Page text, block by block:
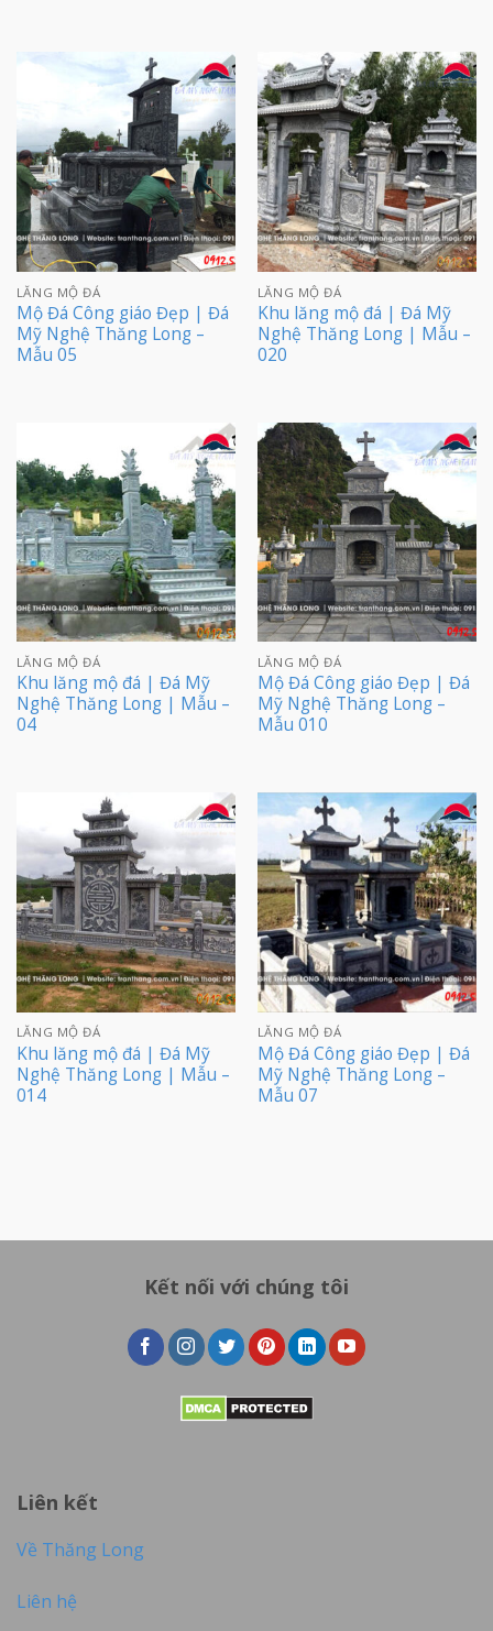
LĂNG MỘ ĐÁ
Mộ Đá Công giáo Đẹp | Đá
Mỹ Nghệ Thăng Long –
Mẫu 05
LĂNG MỘ ĐÁ
Khu lăng mộ đá | Đá Mỹ
Nghệ Thăng Long | Mẫu –
020
LĂNG MỘ ĐÁ
Khu lăng mộ đá | Đá Mỹ
Nghệ Thăng Long | Mẫu –
04
LĂNG MỘ ĐÁ
Mộ Đá Công giáo Đẹp | Đá
Mỹ Nghệ Thăng Long –
Mẫu 010
LĂNG MỘ ĐÁ
Khu lăng mộ đá | Đá Mỹ
Nghệ Thăng Long | Mẫu –
014
LĂNG MỘ ĐÁ
Mộ Đá Công giáo Đẹp | Đá
Mỹ Nghệ Thăng Long –
Mẫu 07
Kết nối với chúng tôi
Liên kết
Về Thăng Long
Liên hệ